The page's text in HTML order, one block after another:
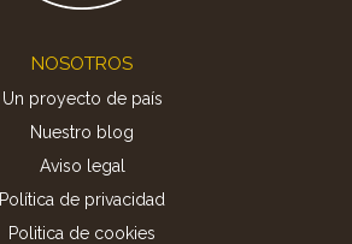
NOSOTROS
Un proyecto de país
Nuestro blog
Aviso legal
Política de privacidad
Politica de cookies